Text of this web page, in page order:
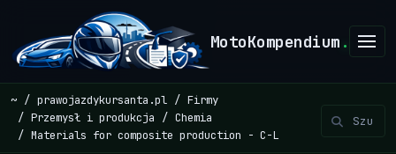
MotoKompendium .
~ prawojazdykursanta.pl
Firmy
Przemysł i produkcja
Chemia
Materials for composite production - C-L